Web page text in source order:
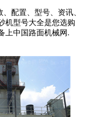
配置、型号、资讯、
机型号大全是您选购
上中国路面机械网.